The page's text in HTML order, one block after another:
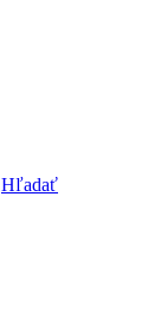
Hľadať